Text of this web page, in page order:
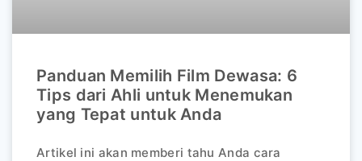
Panduan Memilih Film Dewasa: 6
Tips dari Ahli untuk Menemukan
yang Tepat untuk Anda
Artikel ini akan memberi tahu Anda cara